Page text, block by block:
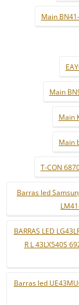
Main
Main
Main
Main
T-CON
Barras led
BARRAS LED
R L 43LX540S
Barras led